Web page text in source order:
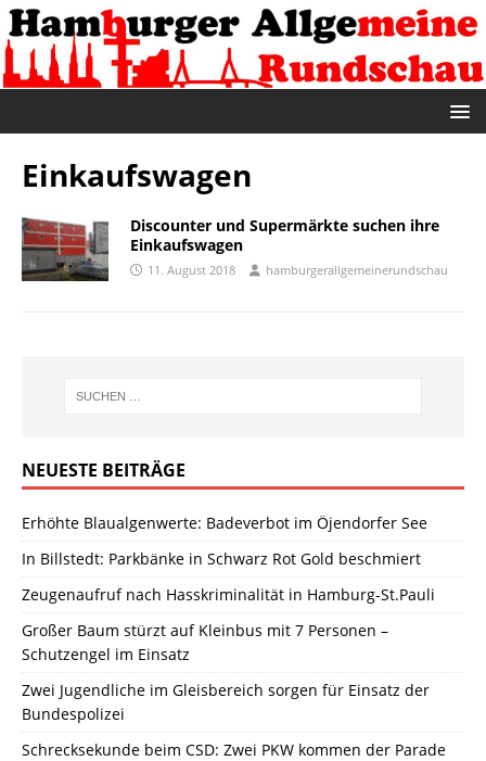
Einkaufswagen
Discounter und Supermärkte suchen ihre
Einkaufswagen
11. August 2018 hamburgerallgemeinerundschau
NEUESTE BEITRÄGE
Erhöhte Blaualgenwerte: Badeverbot im Öjendorfer See
In Billstedt: Parkbänke in Schwarz Rot Gold beschmiert
Zeugenaufruf nach Hasskriminalität in Hamburg-St.Pauli
Großer Baum stürzt auf Kleinbus mit 7 Personen –
Schutzengel im Einsatz
Zwei Jugendliche im Gleisbereich sorgen für Einsatz der
Bundespolizei
Schrecksekunde beim CSD: Zwei PKW kommen der Parade